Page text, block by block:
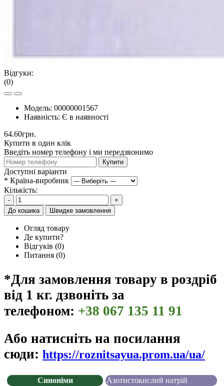
Відгуки:
(0)
Модель: 00000001567
Наявність: Є в наявності
64.60грн.
Купити в один клік
Введіть номер телефону і ми передзвонимо
Купити
Доступні варіанти
* Країна-виробник
Кількість:
-
+
До кошика
Швидке замовлення
Огляд товару
Де купити?
Відгуків (0)
Питання (0)
*Для замовлення товару в роздріб
від 1 кг. дзвоніть за
телефоном: +38 067 135 11 91
Або натисніть на посилання
сюди: https://roznitsayua.prom.ua/ua/
Синоніми Азотистокислий натрій